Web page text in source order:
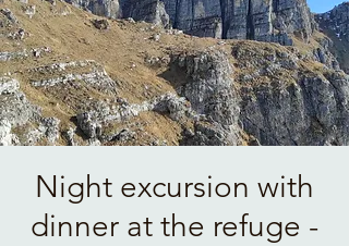
Night excursion with
dinner at the refuge -